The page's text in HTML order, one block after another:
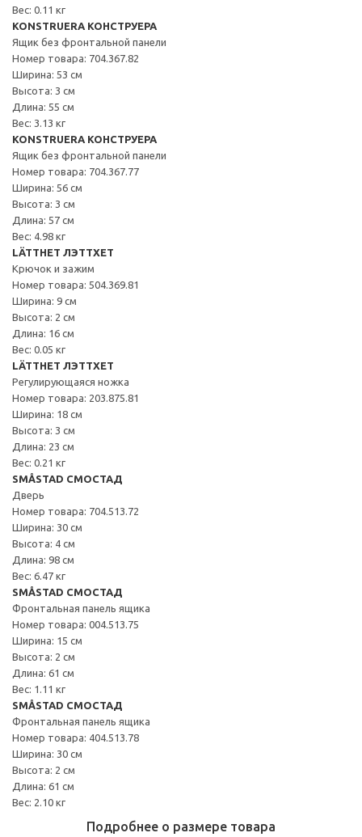
Вес: 0.11 кг
KONSTRUERA КОНСТРУЕРА
Ящик без фронтальной панели
Номер товара: 704.367.82
Ширина: 53 см
Высота: 3 см
Длина: 55 см
Вес: 3.13 кг
KONSTRUERA КОНСТРУЕРА
Ящик без фронтальной панели
Номер товара: 704.367.77
Ширина: 56 см
Высота: 3 см
Длина: 57 см
Вес: 4.98 кг
LÄTTHET ЛЭТТХЕТ
Крючок и зажим
Номер товара: 504.369.81
Ширина: 9 см
Высота: 2 см
Длина: 16 см
Вес: 0.05 кг
LÄTTHET ЛЭТТХЕТ
Регулирующаяся ножка
Номер товара: 203.875.81
Ширина: 18 см
Высота: 3 см
Длина: 23 см
Вес: 0.21 кг
SMÅSTAD СМОСТАД
Дверь
Номер товара: 704.513.72
Ширина: 30 см
Высота: 4 см
Длина: 98 см
Вес: 6.47 кг
SMÅSTAD СМОСТАД
Фронтальная панель ящика
Номер товара: 004.513.75
Ширина: 15 см
Высота: 2 см
Длина: 61 см
Вес: 1.11 кг
SMÅSTAD СМОСТАД
Фронтальная панель ящика
Номер товара: 404.513.78
Ширина: 30 см
Высота: 2 см
Длина: 61 см
Вес: 2.10 кг
Подробнее о размере товара